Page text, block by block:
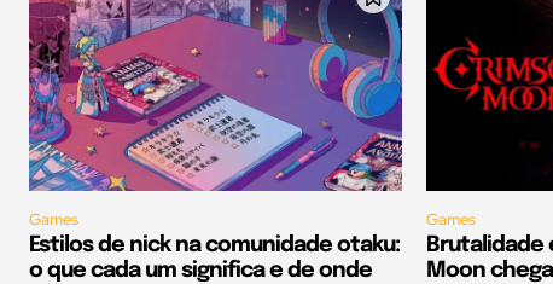
Games
Estilos de nick na comunidade otaku:
o que cada um significa e de onde
Games
Brutalidade
Moon